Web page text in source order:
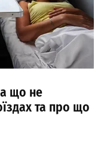
що не
та про що